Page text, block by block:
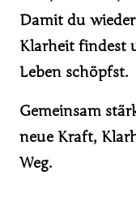
Damit du wieder
Klarheit findest
Leben schöpfst.
Gemeinsam
neue Kraft,
Weg.